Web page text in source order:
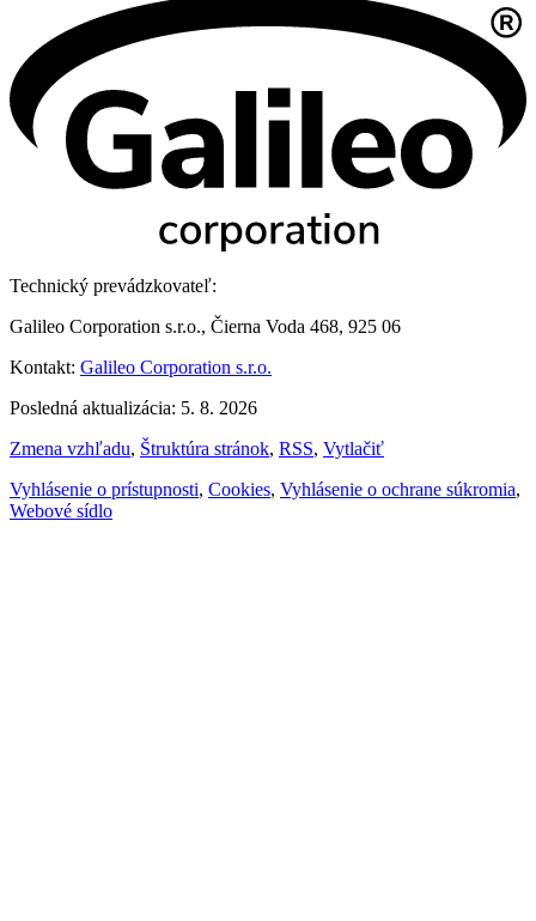
Technický prevádzkovateľ:
Galileo Corporation s.r.o., Čierna Voda 468, 925 06
Kontakt: Galileo Corporation s.r.o.
Posledná aktualizácia: 5. 8. 2026
Zmena vzhľadu, Štruktúra stránok, RSS, Vytlačiť
Vyhlásenie o prístupnosti, Cookies, Vyhlásenie o ochrane súkromia,
Webové sídlo